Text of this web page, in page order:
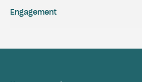
Engagement